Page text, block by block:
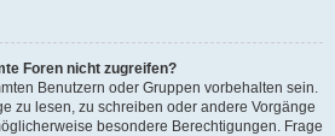
Foren nicht zugreifen?
Benutzern oder Gruppen vorbehalten sein.
zu lesen, zu schreiben oder andere Vorgänge
besondere Berechtigungen. Frage